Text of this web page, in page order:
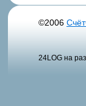
©2006
24LOG на